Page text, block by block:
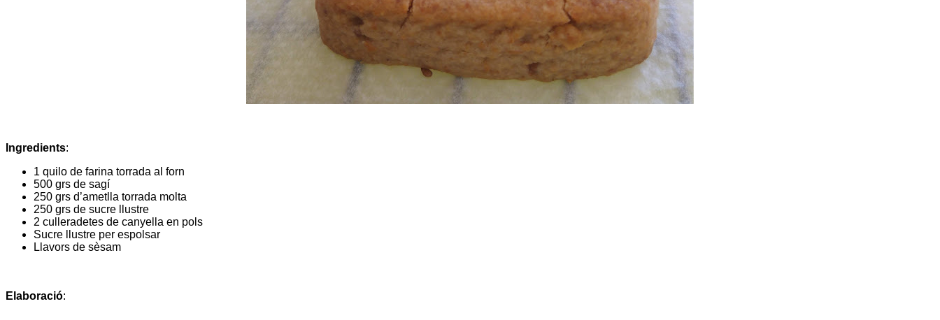
Ingredients:
1 quilo de farina torrada al forn
500 grs de sagí
250 grs d’ametlla torrada molta
250 grs de sucre llustre
2 culleradetes de canyella en pols
Sucre llustre per espolsar
Llavors de sèsam
Elaboració: